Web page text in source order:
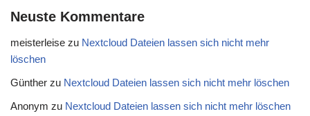
Neuste Kommentare
meisterleise zu Nextcloud Dateien lassen sich nicht mehr
löschen
Günther zu Nextcloud Dateien lassen sich nicht mehr löschen
Anonym zu Nextcloud Dateien lassen sich nicht mehr löschen